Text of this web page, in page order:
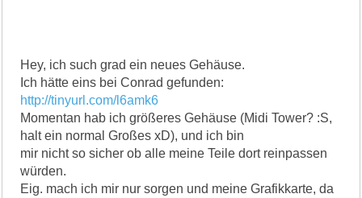
Hey, ich such grad ein neues Gehäuse.
Ich hätte eins bei Conrad gefunden:
http://tinyurl.com/l6amk6
Momentan hab ich größeres Gehäuse (Midi Tower? :S,
halt ein normal Großes xD), und ich bin
mir nicht so sicher ob alle meine Teile dort reinpassen
würden.
Eig. mach ich mir nur sorgen und meine Grafikkarte, da